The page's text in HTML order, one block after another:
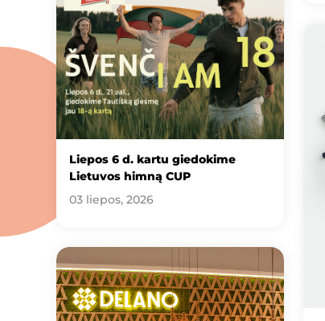
Liepos 6 d. kartu giedokime
Lietuvos himną CUP
03 liepos, 2026